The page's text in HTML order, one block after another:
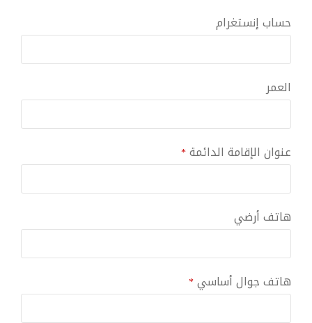
حساب إنستغرام
العمر
عنوان الإقامة الدائمة*
هاتف أرضي
هاتف جوال أساسي*